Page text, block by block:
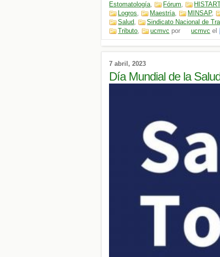
Estomatología, Fórum,
Logros, Maestría, MINSAP,
Salud,
Sindicato Nacional de
Tributo, ucmvc por ucmvc el
7 abril, 2023
Día Mundial de la